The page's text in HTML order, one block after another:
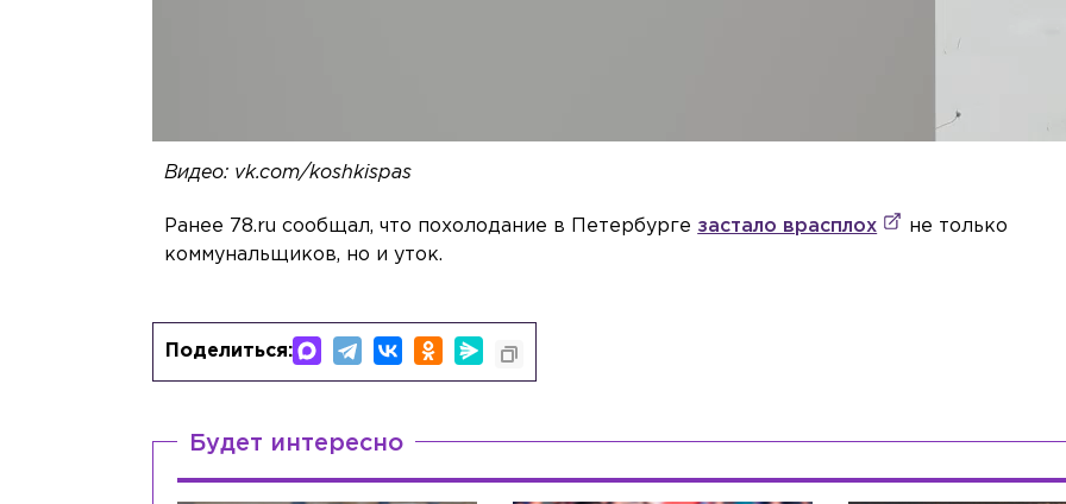
Видео: vk.com/koshkispas
Ранее 78.ru сообщал, что похолодание в Петербурге застало врасплох
не только
коммунальщиков, но и уток.
Поделиться:
Будет интересно